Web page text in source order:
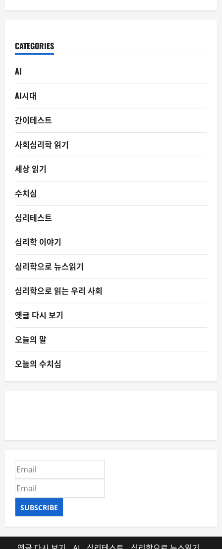
CATEGORIES
AI
AI시대
간이테스트
사회심리학 읽기
세상 읽기
수치심
심리테스트
심리학 이야기
심리학으로 뉴스읽기
심리학으로 읽는 우리 사회
옛글 다시 보기
오늘의 말
오늘의 수치심
SUBSCRIBE